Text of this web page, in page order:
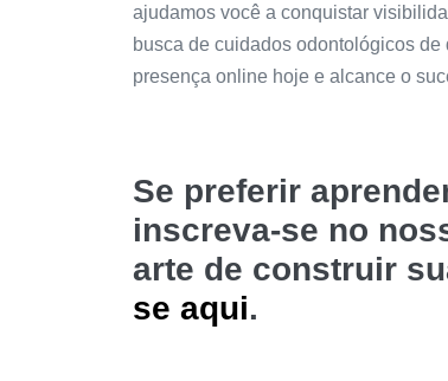
ajudamos você a conquistar
busca de cuidados odontológicos
presença online hoje e alcance o
Se preferir
inscreva-se no
arte de construir
se aqui.